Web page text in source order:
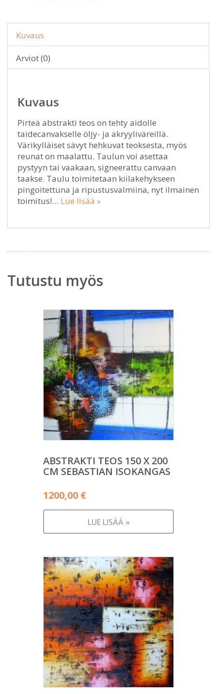
Kuvaus
Arviot (0)
Kuvaus
Pirteä abstrakti teos on tehty aidolle
taidecanvakselle öljy- ja akryyliväreillä.
Värikylläiset sävyt hehkuvat teoksesta, myös
reunat on maalattu. Taulun voi asettaa
pystyyn tai vaakaan, signeerattu canvaan
taakse. Taulu toimitetaan kiilakehykseen
pingoitettuna ja ripustusvalmiina, nyt ilmainen
toimitus!… Lue lisää »
Tutustu myös
ABSTRAKTI TEOS 150 X 200
CM SEBASTIAN ISOKANGAS
1200,00 €
LUE LISÄÄ »